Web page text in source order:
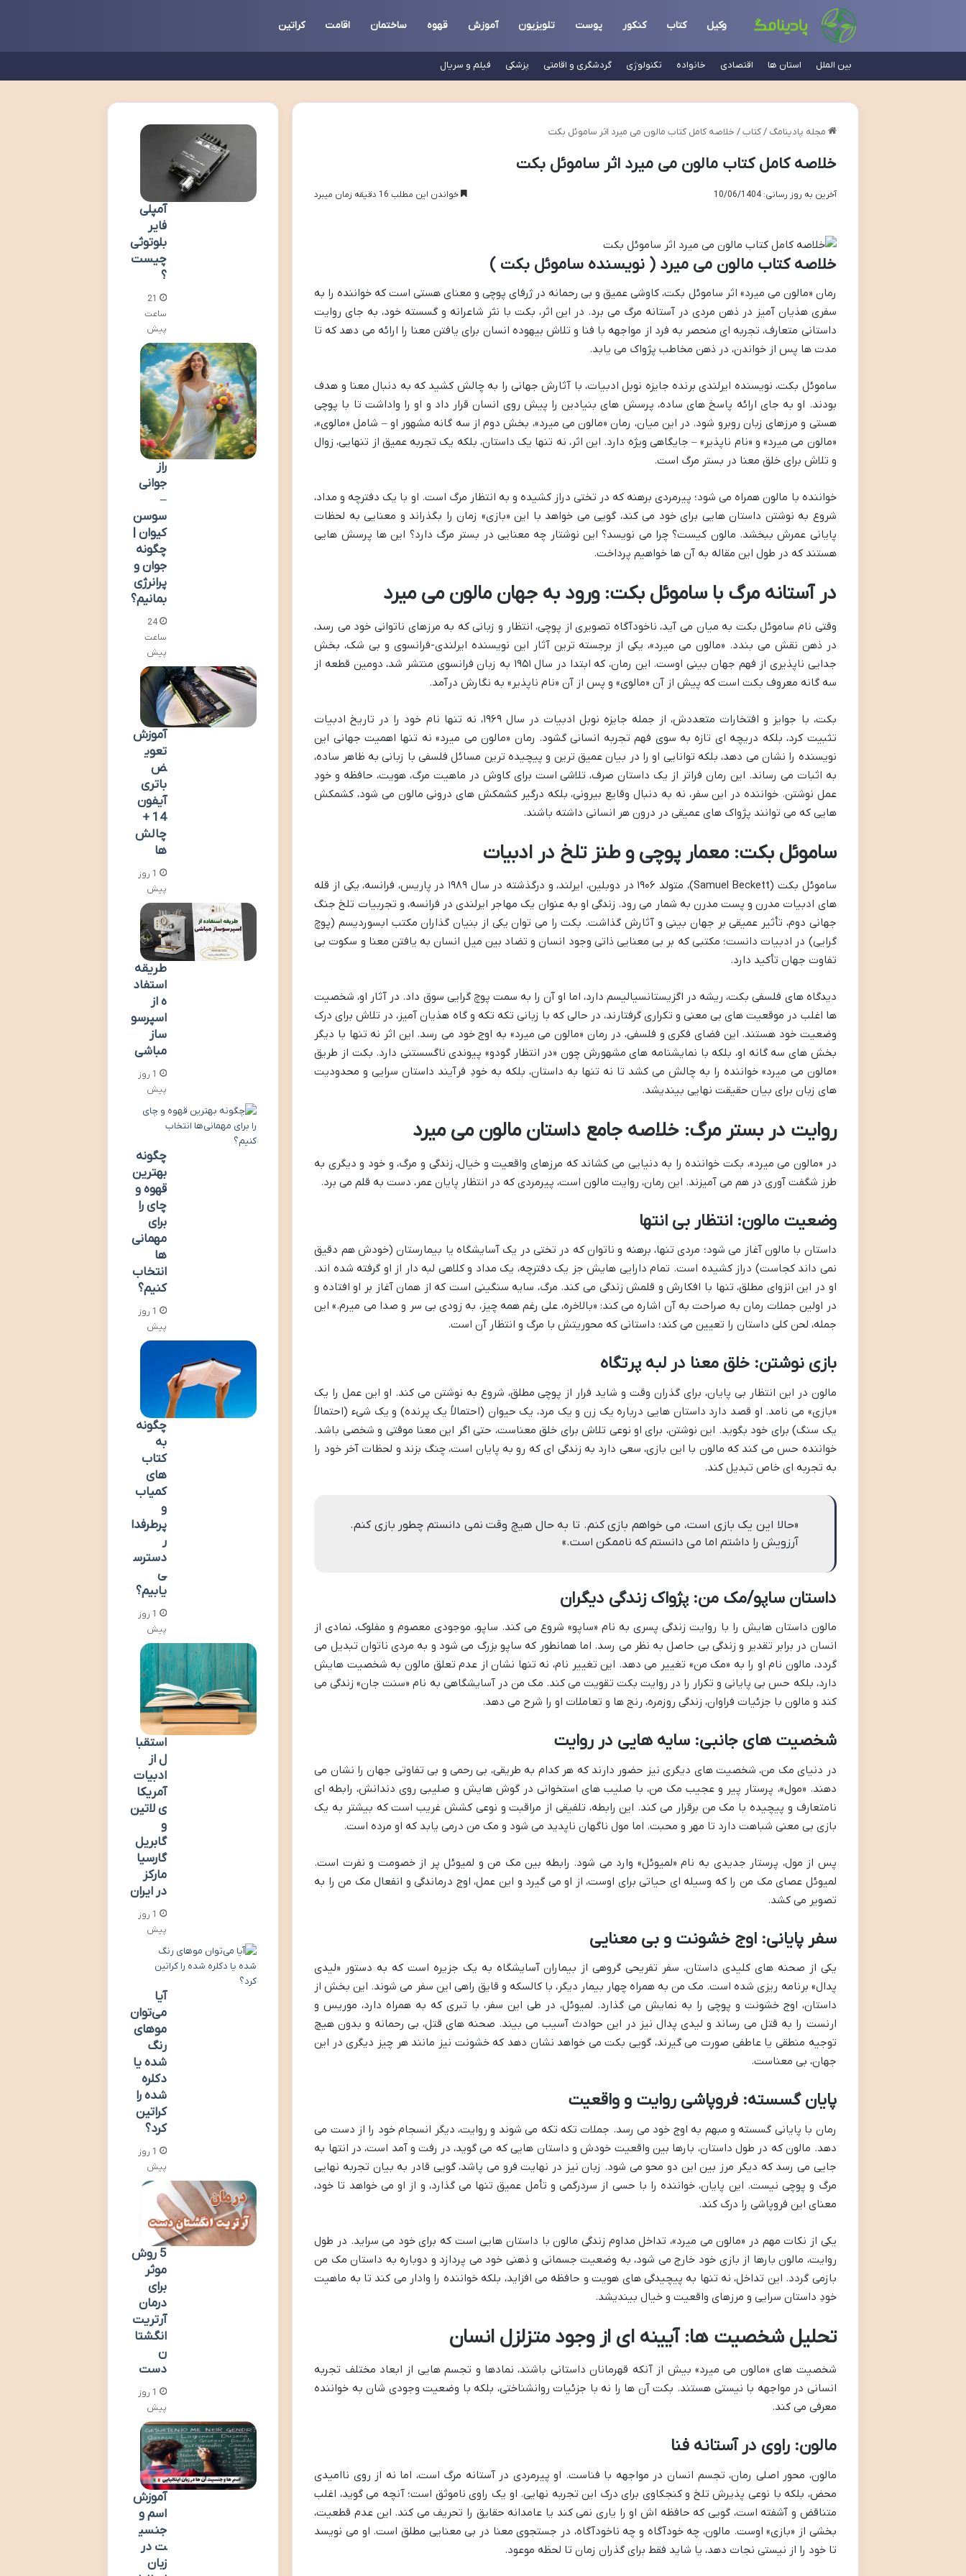
وکیل کتاب کنکور پوست تلویزیون آموزش قهوه ساختمان اقامت کراتین
بین الملل استان ها اقتصادی خانواده تکنولوژی گردشگری و اقامتی پزشکی فیلم و سریال
مجله پادینامگ / کتاب / خلاصه کامل کتاب مالون می میرد اثر ساموئل بکت
خلاصه کامل کتاب مالون می میرد اثر ساموئل بکت
آخرین به روز رسانی: 10/06/1404 خواندن این مطلب 16 دقیقه زمان میبرد
خلاصه کتاب مالون می میرد ( نویسنده ساموئل بکت )
رمان «مالون می میرد» اثر ساموئل بکت، کاوشی عمیق و بی رحمانه در ژرفای پوچی و معنای هستی است که خواننده را به
سفری هذیان آمیز در ذهن مردی در آستانه مرگ می برد. در این اثر، بکت با نثر شاعرانه و گسسته خود، به جای روایت
داستانی متعارف، تجربه ای منحصر به فرد از مواجهه با فنا و تلاش بیهوده انسان برای یافتن معنا را ارائه می دهد که تا
مدت ها پس از خواندن، در ذهن مخاطب پژواک می یابد.
ساموئل بکت، نویسنده ایرلندی برنده جایزه نوبل ادبیات، با آثارش جهانی را به چالش کشید که به دنبال معنا و هدف
بودند. او به جای ارائه پاسخ های ساده، پرسش های بنیادین را پیش روی انسان قرار داد و او را واداشت تا با پوچی
هستی و مرزهای زبان روبرو شود. در این میان، رمان «مالون می میرد»، بخش دوم از سه گانه مشهور او – شامل «مالوی»،
«مالون می میرد» و «نام ناپذیر» – جایگاهی ویژه دارد. این اثر، نه تنها یک داستان، بلکه یک تجربه عمیق از تنهایی، زوال
و تلاش برای خلق معنا در بستر مرگ است.
خواننده با مالون همراه می شود؛ پیرمردی برهنه که در تختی دراز کشیده و به انتظار مرگ است. او با یک دفترچه و مداد،
شروع به نوشتن داستان هایی برای خود می کند، گویی می خواهد با این «بازی» زمان را بگذراند و معنایی به لحظات
پایانی عمرش ببخشد. مالون کیست؟ چرا می نویسد؟ این نوشتار چه معنایی در بستر مرگ دارد؟ این ها پرسش هایی
هستند که در طول این مقاله به آن ها خواهیم پرداخت.
در آستانه مرگ با ساموئل بکت: ورود به جهان مالون می میرد
وقتی نام ساموئل بکت به میان می آید، ناخودآگاه تصویری از پوچی، انتظار و زبانی که به مرزهای ناتوانی خود می رسد،
در ذهن نقش می بندد. «مالون می میرد»، یکی از برجسته ترین آثار این نویسنده ایرلندی-فرانسوی و بی شک، بخش
جدایی ناپذیری از فهم جهان بینی اوست. این رمان، که ابتدا در سال ۱۹۵۱ به زبان فرانسوی منتشر شد، دومین قطعه از
سه گانه معروف بکت است که پیش از آن «مالوی» و پس از آن «نام ناپذیر» به نگارش درآمد.
بکت، با جوایز و افتخارات متعددش، از جمله جایزه نوبل ادبیات در سال ۱۹۶۹، نه تنها نام خود را در تاریخ ادبیات
تثبیت کرد، بلکه دریچه ای تازه به سوی فهم تجربه انسانی گشود. رمان «مالون می میرد» نه تنها اهمیت جهانی این
نویسنده را نشان می دهد، بلکه توانایی او را در بیان عمیق ترین و پیچیده ترین مسائل فلسفی با زبانی به ظاهر ساده،
به اثبات می رساند. این رمان فراتر از یک داستان صرف، تلاشی است برای کاوش در ماهیت مرگ، هویت، حافظه و خودِ
عمل نوشتن. خواننده در این سفر، نه به دنبال وقایع بیرونی، بلکه درگیر کشمکش های درونی مالون می شود، کشمکش
هایی که می توانند پژواک های عمیقی در درون هر انسانی داشته باشند.
ساموئل بکت: معمار پوچی و طنز تلخ در ادبیات
ساموئل بکت (Samuel Beckett)، متولد ۱۹۰۶ در دوبلین، ایرلند، و درگذشته در سال ۱۹۸۹ در پاریس، فرانسه، یکی از قله
های ادبیات مدرن و پست مدرن به شمار می رود. زندگی او به عنوان یک مهاجر ایرلندی در فرانسه، و تجربیات تلخ جنگ
جهانی دوم، تأثیر عمیقی بر جهان بینی و آثارش گذاشت. بکت را می توان یکی از بنیان گذاران مکتب ابسوردیسم (پوچ
گرایی) در ادبیات دانست؛ مکتبی که بر بی معنایی ذاتی وجود انسان و تضاد بین میل انسان به یافتن معنا و سکوت بی
تفاوت جهان تأکید دارد.
دیدگاه های فلسفی بکت، ریشه در اگزیستانسیالیسم دارد، اما او آن را به سمت پوچ گرایی سوق داد. در آثار او، شخصیت
ها اغلب در موقعیت های بی معنی و تکراری گرفتارند، در حالی که با زبانی تکه تکه و گاه هذیان آمیز، در تلاش برای درک
وضعیت خود هستند. این فضای فکری و فلسفی، در رمان «مالون می میرد» به اوج خود می رسد. این اثر نه تنها با دیگر
بخش های سه گانه او، بلکه با نمایشنامه های مشهورش چون «در انتظار گودو» پیوندی ناگسستنی دارد. بکت از طریق
«مالون می میرد» خواننده را به چالش می کشد تا نه تنها به داستان، بلکه به خودِ فرآیند داستان سرایی و محدودیت
های زبان برای بیان حقیقت نهایی بیندیشد.
روایت در بستر مرگ: خلاصه جامع داستان مالون می میرد
در «مالون می میرد»، بکت خواننده را به دنیایی می کشاند که مرزهای واقعیت و خیال، زندگی و مرگ، و خود و دیگری به
طرز شگفت آوری در هم می آمیزند. این رمان، روایت مالون است، پیرمردی که در انتظار پایان عمر، دست به قلم می برد.
وضعیت مالون: انتظار بی انتها
داستان با مالون آغاز می شود؛ مردی تنها، برهنه و ناتوان که در تختی در یک آسایشگاه یا بیمارستان (خودش هم دقیق
نمی داند کجاست) دراز کشیده است. تمام دارایی هایش جز یک دفترچه، یک مداد و کلاهی لبه دار از او گرفته شده اند.
او در این انزوای مطلق، تنها با افکارش و قلمش زندگی می کند. مرگ، سایه سنگینی است که از همان آغاز بر او افتاده و
در اولین جملات رمان به صراحت به آن اشاره می کند: «بالاخره، علی رغم همه چیز، به زودی بی سر و صدا می میرم.» این
جمله، لحن کلی داستان را تعیین می کند؛ داستانی که محوریتش با مرگ و انتظار آن است.
بازی نوشتن: خلق معنا در لبه پرتگاه
مالون در این انتظار بی پایان، برای گذران وقت و شاید فرار از پوچی مطلق، شروع به نوشتن می کند. او این عمل را یک
«بازی» می نامد. او قصد دارد داستان هایی درباره یک زن و یک مرد، یک حیوان (احتمالاً یک پرنده) و یک شیء (احتمالاً
یک سنگ) برای خود بگوید. این نوشتن، برای او نوعی تلاش برای خلق معناست، حتی اگر این معنا موقتی و شخصی باشد.
خواننده حس می کند که مالون با این بازی، سعی دارد به زندگی ای که رو به پایان است، چنگ بزند و لحظات آخر خود را
به تجربه ای خاص تبدیل کند.
«حالا این یک بازی است، می خواهم بازی کنم. تا به حال هیچ وقت نمی دانستم چطور بازی کنم.
آرزویش را داشتم اما می دانستم که ناممکن است.»
داستان ساپو/مک من: پژواک زندگی دیگران
مالون داستان هایش را با روایت زندگی پسری به نام «ساپو» شروع می کند. ساپو، موجودی معصوم و مفلوک، نمادی از
انسان در برابر تقدیر و زندگی بی حاصل به نظر می رسد. اما همانطور که ساپو بزرگ می شود و به مردی ناتوان تبدیل می
گردد، مالون نام او را به «مک من» تغییر می دهد. این تغییر نام، نه تنها نشان از عدم تعلق مالون به شخصیت هایش
دارد، بلکه حس بی پایانی و تکرار را در روایت بکت تقویت می کند. مک من در آسایشگاهی به نام «سنت جان» زندگی می
کند و مالون با جزئیات فراوان، زندگی روزمره، رنج ها و تعاملات او را شرح می دهد.
شخصیت های جانبی: سایه هایی در روایت
در دنیای مک من، شخصیت های دیگری نیز حضور دارند که هر کدام به طریقی، بی رحمی و بی تفاوتی جهان را نشان می
دهند. «مول»، پرستار پیر و عجیب مک من، با صلیب های استخوانی در گوش هایش و صلیبی روی دندانش، رابطه ای
نامتعارف و پیچیده با مک من برقرار می کند. این رابطه، تلفیقی از مراقبت و نوعی کشش غریب است که بیشتر به یک
بازی بی معنی شباهت دارد تا مهر و محبت. اما مول ناگهان ناپدید می شود و مک من درمی یابد که او مرده است.
پس از مول، پرستار جدیدی به نام «لمیوئل» وارد می شود. رابطه بین مک من و لمیوئل پر از خصومت و نفرت است.
لمیوئل عصای مک من را که وسیله ای حیاتی برای اوست، از او می گیرد و این عمل، اوج درماندگی و انفعال مک من را به
تصویر می کشد.
سفر پایانی: اوج خشونت و بی معنایی
یکی از صحنه های کلیدی داستان، سفر تفریحی گروهی از بیماران آسایشگاه به یک جزیره است که به دستور «لیدی
پدال» برنامه ریزی شده است. مک من به همراه چهار بیمار دیگر، با کالسکه و قایق راهی این سفر می شوند. این بخش از
داستان، اوج خشونت و پوچی را به نمایش می گذارد. لمیوئل، در طی این سفر، با تبری که به همراه دارد، موریس و
ارنست را به قتل می رساند و لیدی پدال نیز در این حوادث آسیب می بیند. صحنه های قتل، بی رحمانه و بدون هیچ
توجیه منطقی یا عاطفی صورت می گیرند، گویی بکت می خواهد نشان دهد که خشونت نیز مانند هر چیز دیگری در این
جهان، بی معناست.
پایان گسسته: فروپاشی روایت و واقعیت
رمان با پایانی گسسته و مبهم به اوج خود می رسد. جملات تکه تکه می شوند و روایت، دیگر انسجام خود را از دست می
دهد. مالون که در طول داستان، بارها بین واقعیت خودش و داستان هایی که می گوید، در رفت و آمد است، در انتها به
جایی می رسد که دیگر مرز بین این دو محو می شود. زبان نیز در نهایت فرو می پاشد، گویی قادر به بیان تجربه نهایی
مرگ و پوچی نیست. این پایان، خواننده را با حسی از سردرگمی و تأمل عمیق تنها می گذارد، و از او می خواهد تا خود،
معنای این فروپاشی را درک کند.
یکی از نکات مهم در «مالون می میرد»، تداخل مداوم زندگی مالون با داستان هایی است که برای خود می سراید. در طول
روایت، مالون بارها از بازی خود خارج می شود، به وضعیت جسمانی و ذهنی خود می پردازد و دوباره به داستان مک من
بازمی گردد. این تداخل، نه تنها به پیچیدگی های هویت و حافظه می افزاید، بلکه خواننده را وادار می کند تا به ماهیت
خودِ داستان سرایی و مرزهای واقعیت و خیال بیندیشد.
تحلیل شخصیت ها: آیینه ای از وجود متزلزل انسان
شخصیت های «مالون می میرد» بیش از آنکه قهرمانان داستانی باشند، نمادها و تجسم هایی از ابعاد مختلف تجربه
انسانی در مواجهه با نیستی هستند. بکت آن ها را نه با جزئیات روانشناختی، بلکه با وضعیت وجودی شان به خواننده
معرفی می کند.
مالون: راوی در آستانه فنا
مالون، محور اصلی رمان، تجسم انسان در مواجهه با فناست. او پیرمردی در آستانه مرگ است، اما نه از روی ناامیدی
محض، بلکه با نوعی پذیرش تلخ و کنجکاوی برای درک این تجربه نهایی. او یک راوی ناموثق است؛ آنچه می گوید، اغلب
متناقض و آشفته است، گویی که حافظه اش او را یاری نمی کند یا عامدانه حقایق را تحریف می کند. این عدم قطعیت،
بخشی از «بازی» اوست. مالون، چه خودآگاه و چه ناخودآگاه، در جستجوی معنا در بی معنایی مطلق است. او می نویسد
تا خود را از نیستی نجات دهد، یا شاید فقط برای گذران زمان تا لحظه موعود.
آمپلی
فایر
بلوتوثی
چیست
؟
21
ساعت
پیش
راز
جوانی
–
سوسن
کیوان |
چگونه
جوان و
پرانرژی
بمانیم؟
24
ساعت
پیش
آموزش
تعوی
ض
باتری
آیفون
14 +
چالش
ها
1 روز
پیش
طریقه
استفاد
ه از
اسپرسو
ساز
مباشی
1 روز
پیش
چگونه
بهترین
قهوه و
چای را
برای
مهمانی‌
ها
انتخاب
کنیم؟
1 روز
پیش
چگونه
به
کتاب
های
کمیاب
و
پرطرفدا
ر
دسترس
ی
یابیم؟
1 روز
پیش
استقبا
ل از
ادبیات
آمریکا
ی لاتین
و
گابریل
گارسیا
مارکز
در ایران
1 روز
پیش
آیا
می‌توان
موهای
رنگ
شده یا
دکلره
شده را
کراتین
کرد؟
1 روز
پیش
5 روش
موثر
برای
درمان
آرتریت
انگشتا
ن
دست
1 روز
پیش
آموزش
اسم و
جنسی
ت در
زبان